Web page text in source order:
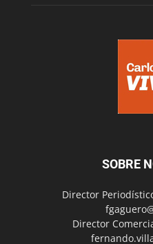
SOBRE
Director
Director